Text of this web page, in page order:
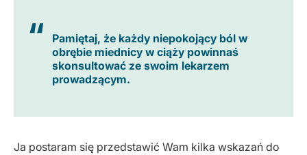
Pamiętaj, że każdy niepokojący ból w
obrębie miednicy w ciąży powinnaś
skonsultować ze swoim lekarzem
prowadzącym.
Ja postaram się przedstawić Wam kilka wskazań do